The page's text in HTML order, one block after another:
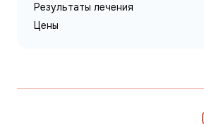
Результаты лечения
Цены